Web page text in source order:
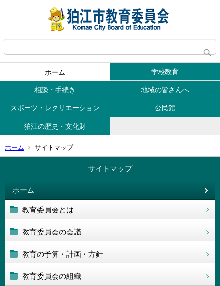
ホーム 学校教育
相談・手続き 地域の皆さんへ
スポーツ・レクリエーション 公民館
狛江の歴史・文化財
ホーム サイトマップ
サイトマップ
ホーム
教育委員会とは
教育委員会の会議
教育の予算・計画・方針
教育委員会の組織